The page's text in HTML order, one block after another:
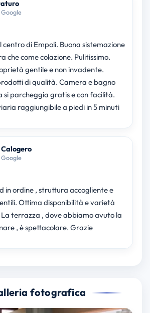
centro di Empoli. Buona sistemazione
che come colazione. Pulitissimo.
gentile e non invadente.
di qualità. Camera e bagno
si parcheggia gratis e con facilità.
raggiungibile a piedi in 5 minuti
in ordine , struttura accogliente e
Ottima disponibilità e varietà
La terrazza , dove abbiamo avuto la
, è spettacolare. Grazie
fotografica